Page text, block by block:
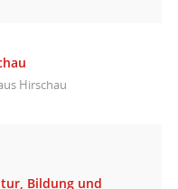
Hirschau
Bildung und